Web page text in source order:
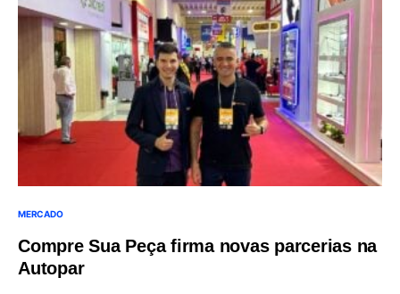
MERCADO
Compre Sua Peça firma novas parcerias na
Autopar